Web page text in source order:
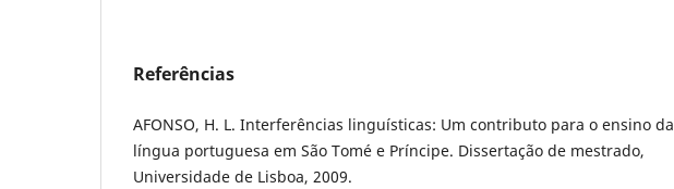
Referências
AFONSO, H. L. Interferências linguísticas: Um contributo para o ensino da
língua portuguesa em São Tomé e Príncipe. Dissertação de mestrado,
Universidade de Lisboa, 2009.